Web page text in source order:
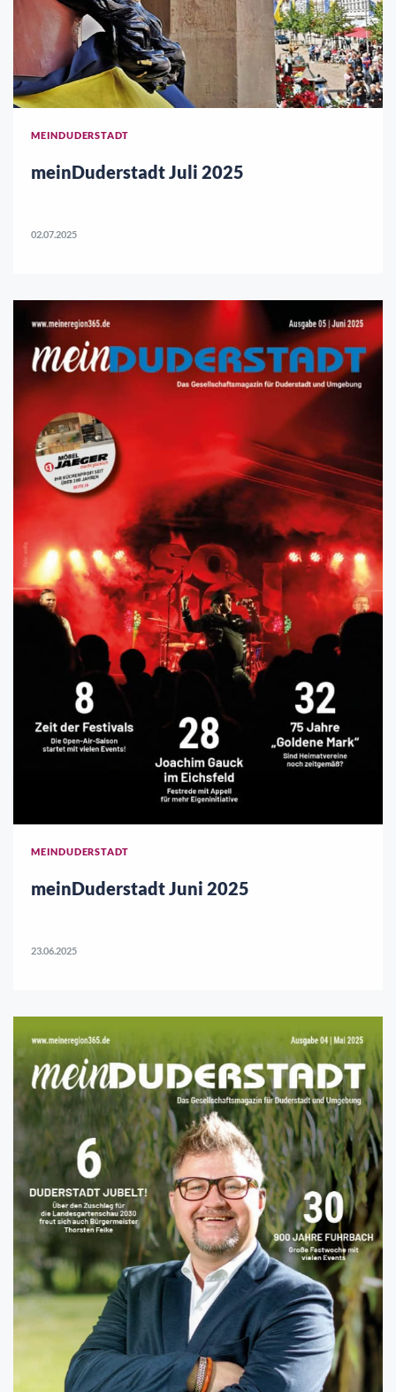
MEINDUDERSTADT
meinDuderstadt Juli 2025
02.07.2025
MEINDUDERSTADT
meinDuderstadt Juni 2025
23.06.2025